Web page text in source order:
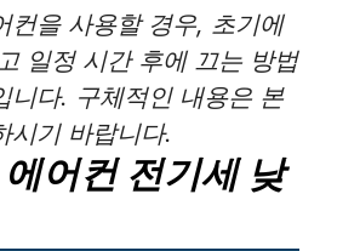
컨을 사용할 경우, 초기에
일정 시간 후에 끄는 방법
니다. 구체적인 내용은 본
시기 바랍니다.
어컨 전기세 낮